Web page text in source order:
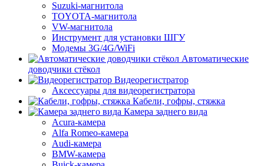
Suzuki-магнитола
TOYOTA-магнитола
VW-магнитола
Инструмент для установки ШГУ
Модемы 3G/4G/WiFi
Автоматические
доводчики стёкол
Видеорегистратор
Аксессуары для видеорегистратора
Кабели, гофры, стяжка
Камера заднего вида
Acura-камера
Alfa Romeo-камера
Audi-камера
BMW-камера